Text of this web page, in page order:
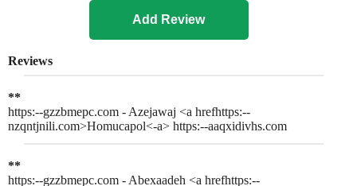
Reviews
**
https:--gzzbmepc.com - Azejawaj <a hrefhttps:--
nzqntjnili.com>Homucapol<-a> https:--aaqxidivhs.com
**
https:--gzzbmepc.com - Abexaadeh <a hrefhttps:--